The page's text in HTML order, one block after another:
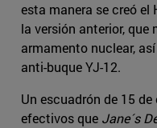
esta manera se creó el
la versión anterior,
armamento nuclear,
anti-buque YJ-12.
Un escuadrón de 15
efectivos que Jane´s